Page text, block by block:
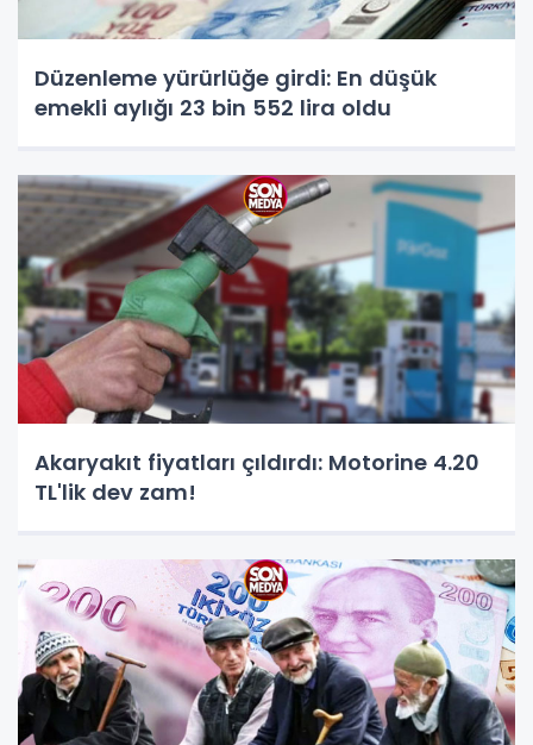
Düzenleme yürürlüğe girdi: En düşük
emekli aylığı 23 bin 552 lira oldu
Akaryakıt fiyatları çıldırdı: Motorine 4.20
TL'lik dev zam!